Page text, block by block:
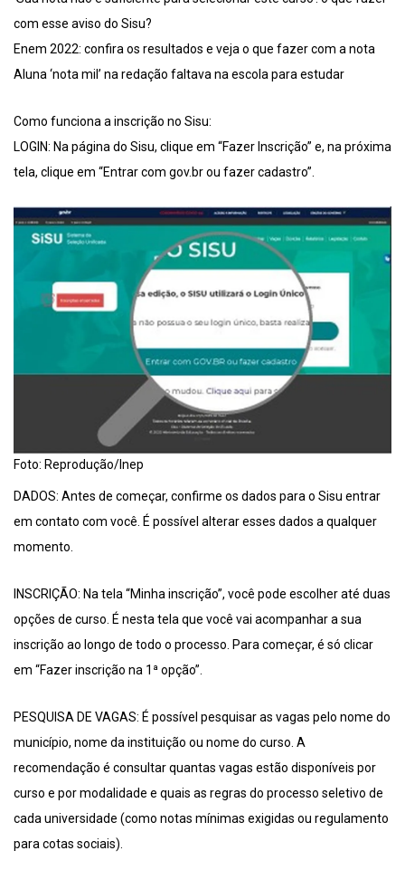
com esse aviso do Sisu?
Enem 2022: confira os resultados e veja o que fazer com a nota
Aluna ‘nota mil’ na redação faltava na escola para estudar
Como funciona a inscrição no Sisu:
LOGIN: Na página do Sisu, clique em “Fazer Inscrição” e, na próxima
tela, clique em “Entrar com gov.br ou fazer cadastro”.
Foto: Reprodução/Inep
DADOS: Antes de começar, confirme os dados para o Sisu entrar
em contato com você. É possível alterar esses dados a qualquer
momento.
INSCRIÇÃO: Na tela “Minha inscrição”, você pode escolher até duas
opções de curso. É nesta tela que você vai acompanhar a sua
inscrição ao longo de todo o processo. Para começar, é só clicar
em “Fazer inscrição na 1ª opção”.
PESQUISA DE VAGAS: É possível pesquisar as vagas pelo nome do
município, nome da instituição ou nome do curso. A
recomendação é consultar quantas vagas estão disponíveis por
curso e por modalidade e quais as regras do processo seletivo de
cada universidade (como notas mínimas exigidas ou regulamento
para cotas sociais).